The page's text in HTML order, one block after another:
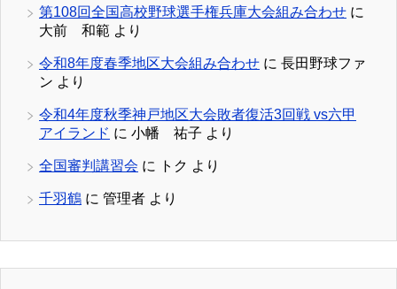
第108回全国高校野球選手権兵庫大会組み合わせ に
大前 和範 より
令和8年度春季地区大会組み合わせ に 長田野球ファ
ン より
令和4年度秋季神戸地区大会敗者復活3回戦 vs六甲
アイランド に 小幡 祐子 より
全国審判講習会 に トク より
千羽鶴 に 管理者 より